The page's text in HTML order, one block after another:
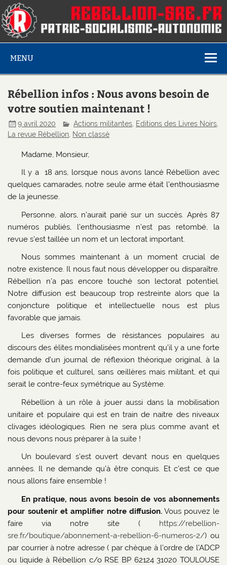
MENU
Rébellion infos : Nous avons besoin de
votre soutien maintenant !
9 avril 2020 Actions militantes Editions des Livres Noirs
La revue Rébellion, Non classé
Madame, Monsieur,
Il y a 18 ans, lorsque nous avons lancé Rébellion avec
quelques camarades, notre seule arme était l’enthousiasme
de la jeunesse.
Personne, alors, n’aurait parié sur un succès. Après 87
numéros publiés, l’enthousiasme n’est pas retombé, la
revue s’est taillée un nom et un lectorat important.
Nous sommes maintenant à un moment crucial de
notre existence. Il nous faut nous développer ou disparaître.
Rébellion n’a pas encore touché son lectorat potentiel.
Notre diffusion est beaucoup trop restreinte alors que la
conjoncture politique et intellectuelle nous est plus
favorable que jamais.
Les diverses formes de résistances populaires au
discours des élites mondialisées montrent qu’il y a une forte
demande d’un journal de réflexion théorique original, à la
fois politique et culturel, sans œillères mais militant, et qui
serait le contre-feux symétrique au Système.
Rébellion à un rôle à jouer aussi dans la mobilisation
unitaire et populaire qui est en train de naitre des niveaux
clivages idéologiques. Rien ne sera plus comme avant et
nous devons nous préparer à la suite !
Un boulevard s’est ouvert devant nous en quelques
années. Il ne demande qu’à être conquis. Et c’est ce que
nous allons faire ensemble !
En pratique, nous avons besoin de vos abonnements
pour soutenir et amplifier notre diffusion.Vous pouvez le
faire via notre site ( https://rebellion-
sre.fr/boutique/abonnement-a-rebellion-6-numeros-2/) ou
par courrier à notre adresse ( par chèque à l’ordre de l’ADCP
ou liquide à Rébellion c/o RSE BP 62124 31020 TOULOUSE